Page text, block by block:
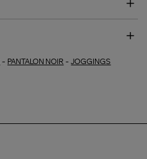
- PANTALON NOIR -JOGGINGS